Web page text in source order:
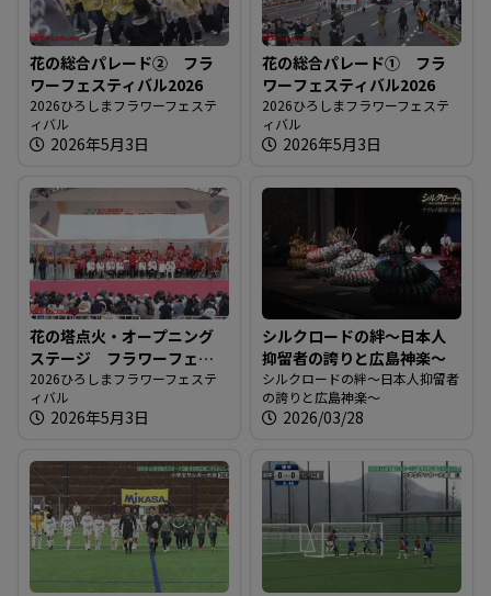
花の総合パレード② フラ
ワーフェスティバル2026
2026ひろしまフラワーフェステ
ィバル
2026年5月3日
花の総合パレード① フラ
ワーフェスティバル2026
2026ひろしまフラワーフェステ
ィバル
2026年5月3日
花の塔点火・オープニング
ステージ フラワーフェス
ティバル2026
2026ひろしまフラワーフェステ
ィバル
2026年5月3日
シルクロードの絆～日本人
抑留者の誇りと広島神楽～
シルクロードの絆～日本人抑留者
の誇りと広島神楽～
2026/03/28